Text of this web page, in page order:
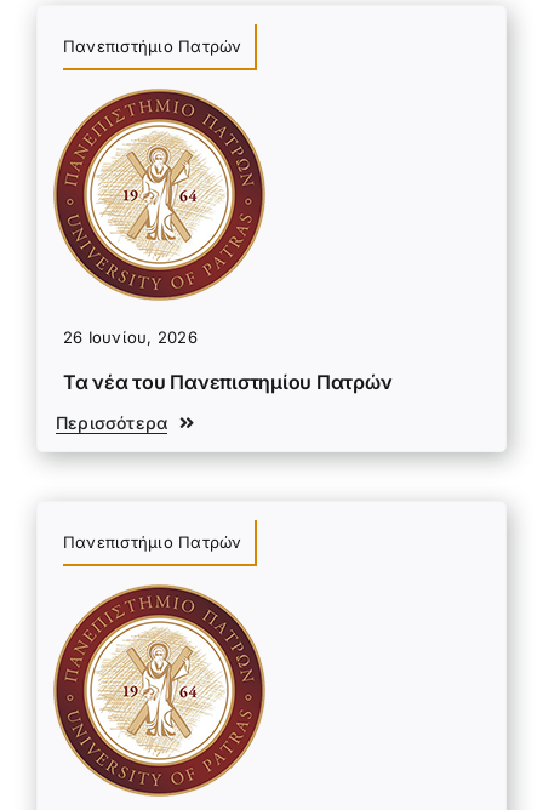
Πανεπιστήμιο Πατρών
26 Ιουνίου, 2026
Τα νέα του Πανεπιστημίου Πατρών
Περισσότερα
Πανεπιστήμιο Πατρών